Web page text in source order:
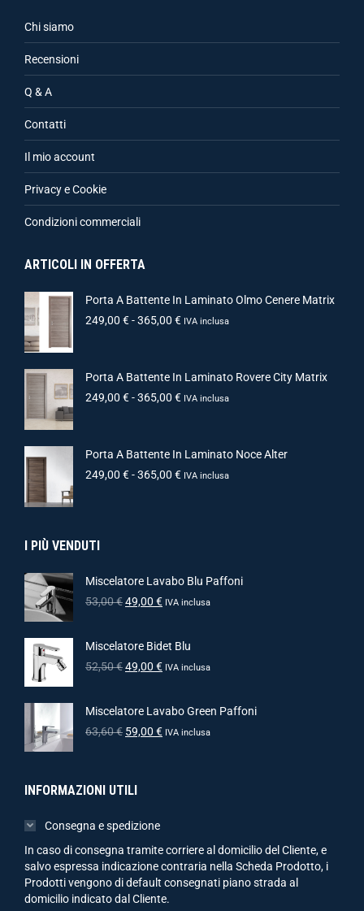
Chi siamo
Recensioni
Q & A
Contatti
Il mio account
Privacy e Cookie
Condizioni commerciali
ARTICOLI IN OFFERTA
Porta A Battente In Laminato Olmo Cenere Matrix
249,00 €-365,00 € IVA inclusa
Porta A Battente In Laminato Rovere City Matrix
249,00 €-365,00 € IVA inclusa
Porta A Battente In Laminato Noce Alter
249,00 €-365,00 € IVA inclusa
I PIÙ VENDUTI
Miscelatore Lavabo Blu Paffoni
53,00€49,00 € IVA inclusa
Miscelatore Bidet Blu
52,50€49,00 € IVA inclusa
Miscelatore Lavabo Green Paffoni
63,60€ 59,00 € IVA inclusa
INFORMAZIONI UTILI
Consegna e spedizione
In caso di consegna tramite corriere al domicilio del Cliente, e
salvo espressa indicazione contraria nella Scheda Prodotto, i
Prodotti vengono di default consegnati piano strada al
domicilio indicato dal Cliente.